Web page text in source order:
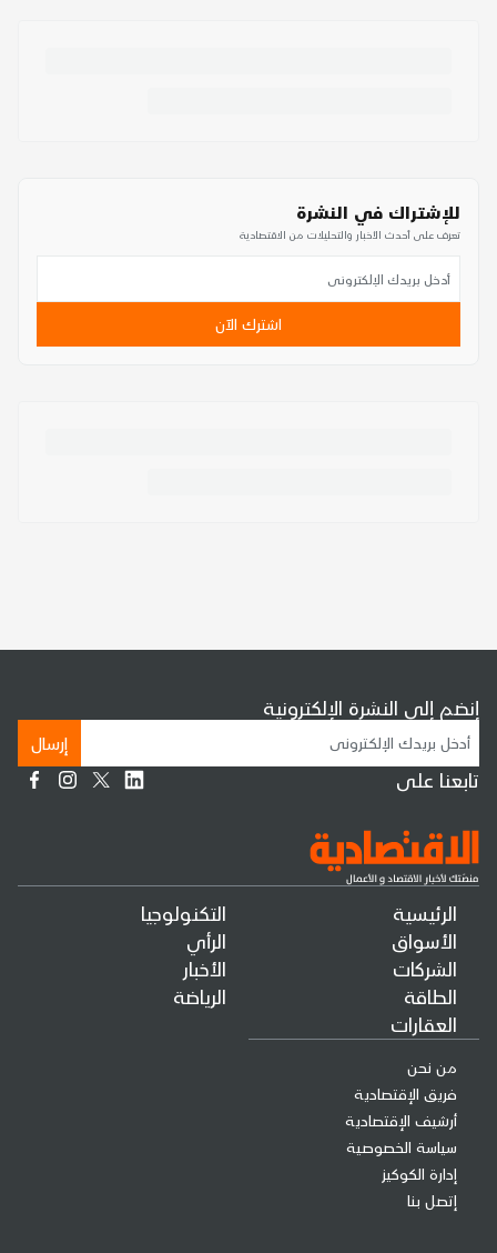
للإشتراك في النشرة
تعرف على أحدث الأخبار والتحليلات من الاقتصادية
اشترك الآن
الرئيسية
الأسواق
الشركات
الطاقة
العقارات
التكنولوجيا
الرأي
الأخبار
الرياضة
من نحن
فريق الإقتصادية
أرشيف الإقتصادية
سياسة الخصوصية
إدارة الكوكيز
إتصل بنا
إنضم إلى النشرة الإلكترونية
إرسال
تابعنا على